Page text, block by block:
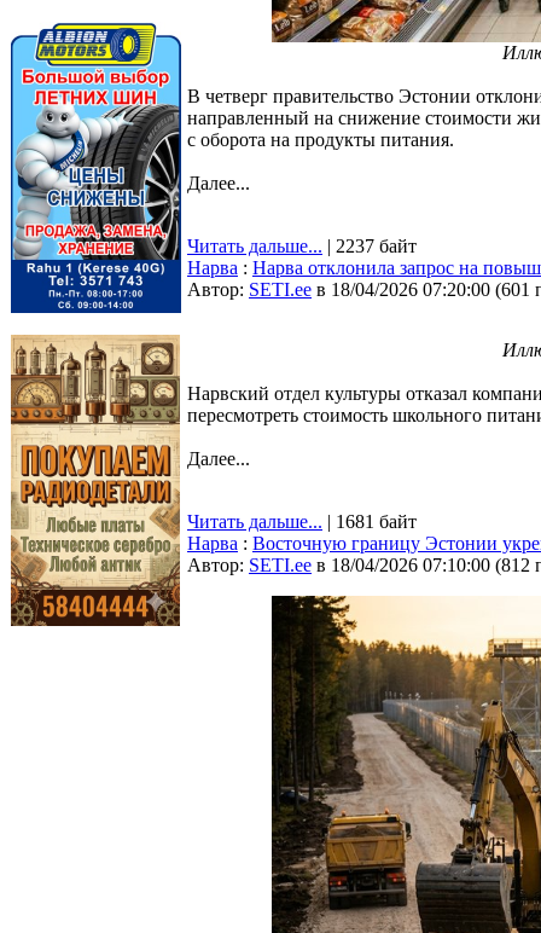
В четверг правительство Эстонии
направленный на снижение стоимости
с оборота на продукты питания.
Далее...
Читать дальше... | 2237 байт
Нарва : Нарва отклонила запрос на
Автор: SETI.ee в 18/04/2026 07:20:00 (601
Нарвский отдел культуры отказал
пересмотреть стоимость школьного
Далее...
Читать дальше... | 1681 байт
Нарва : Восточную границу Эстонии
Автор: SETI.ee в 18/04/2026 07:10:00 (812